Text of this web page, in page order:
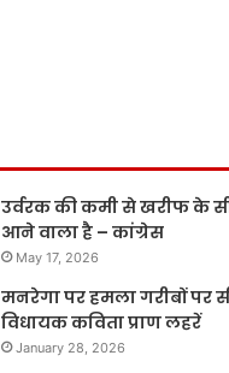
उर्वरक की कमी से खरीफ के
आने वाला है – कांग्रेस
May 17, 2026
मनरेगा पर हमला गरीबों पर
विधायक कविता प्राण लहरें
January 28, 2026